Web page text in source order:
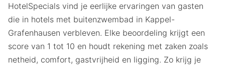
HotelSpecials vind je eerlijke ervaringen van gasten
die in hotels met buitenzwembad in Kappel-
Grafenhausen verbleven. Elke beoordeling krijgt een
score van 1 tot 10 en houdt rekening met zaken zoals
netheid, comfort, gastvrijheid en ligging. Zo krijg je